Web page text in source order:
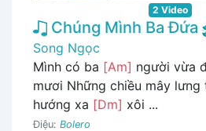
2 Video
Chúng Mình Ba Đứa
Song Ngọc
Mình có ba [Am] người vừa
mươi Những chiều mây
hướng xa [Dm] xôi ...
Điệu: Bolero